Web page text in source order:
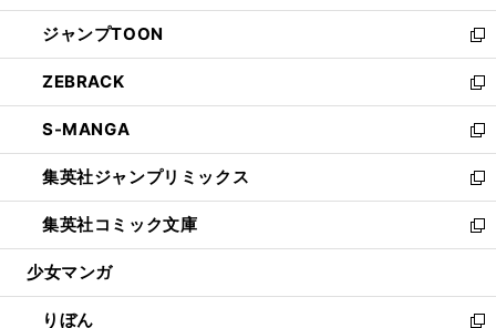
開
く
ウ
で
開
く
ン
ド
ウ
で
開
く
ウ
ィ
ン
ド
ウ
で
開
く
し
い
ウ
ィ
ン
ド
ウ
で
開
く
ジャンプTOON
新
し
い
ウ
ィ
ン
ド
ウ
で
開
ZEBRACK
新
し
い
ウ
ィ
ン
ド
ウ
開
く
S-MANGA
新
し
い
ウ
ィ
ン
ウ
で
集英社ジャンプリミックス
新
し
い
ウ
ン
ド
集英社コミック文庫
新
し
ウ
ィ
少女マンガ
りぼん